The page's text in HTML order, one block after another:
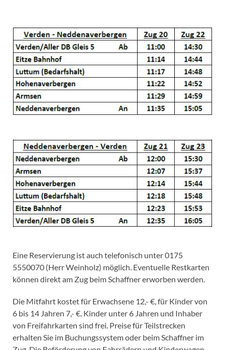
Eine Reservierung ist auch telefonisch unter 0175
5550070 (Herr Weinholz) möglich. Eventuelle Restkarten
können direkt am Zug beim Schaffner erworben werden.
Die Mitfahrt kostet für Erwachsene 12,- €, für Kinder von
6 bis 14 Jahren 7,- €. Kinder unter 6 Jahren und Inhaber
von Freifahrkarten sind frei. Preise für Teilstrecken
erhalten Sie im Buchungssystem oder beim Schaffner im